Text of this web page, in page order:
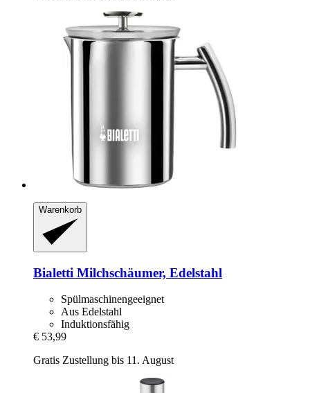
Warenkorb
Bialetti Milchschäumer, Edelstahl
Spülmaschinengeeignet
Aus Edelstahl
Induktionsfähig
€ 53,99
Gratis Zustellung bis 11. August